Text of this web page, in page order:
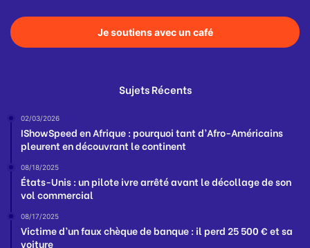
Je soutiens avec un café
Sujets Récents
02/03/2026
IShowSpeed en Afrique : pourquoi tant d’Afro-Américains
pleurent en découvrant le continent
08/18/2025
États-Unis : un pilote ivre arrêté avant le décollage de son
vol commercial
08/17/2025
Victime d’un faux chèque de banque : il perd 25 500 € et sa
voiture